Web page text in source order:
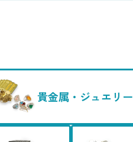
貴金属・ジュエリー